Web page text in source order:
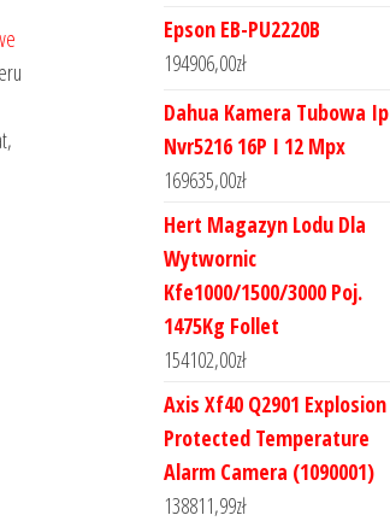
Epson EB-PU2220B
194906,00zł
Dahua Kamera Tubowa Ip
Nvr5216 16P I 12 Mpx
169635,00zł
Hert Magazyn Lodu Dla
Wytwornic
Kfe1000/1500/3000 Poj.
1475Kg Follet
154102,00zł
Axis Xf40 Q2901 Explosion
Protected Temperature
Alarm Camera (1090001)
138811,99zł